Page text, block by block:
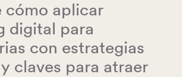
cómo aplicar
digital para
con estrategias
claves para atraer